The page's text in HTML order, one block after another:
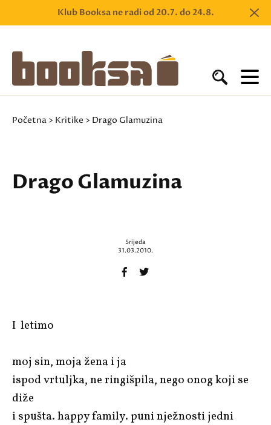
Klub Booksa ne radi od 20.7. do 24.8.
Početna > Kritike > Drago Glamuzina
Drago Glamuzina
Srijeda
31.03.2010.
I letimo
moj sin, moja žena i ja
ispod vrtuljka, ne ringišpila, nego onog koji se
diže
i spušta. happy family. puni nježnosti jedni